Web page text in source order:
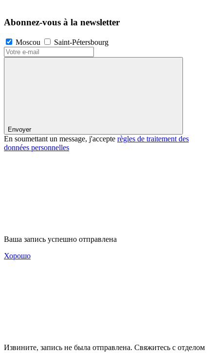
Abonnez-vous à la newsletter
Moscou Saint-Pétersbourg
Envoyer
En soumettant un message, j'accepte règles de traitement des
données personnelles
Ваша запись успешно отправлена
Хорошо
Извините, запись не была отправлена. Свяжитесь с отделом